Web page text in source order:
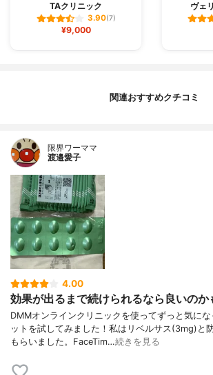
TAクリニック
3.90(7)
¥9,000
ヴェ
関連おすすめクチコミ
限界ワーママ
渡邉愛子
4.00
効果が出るまで続けられるなら良いのか
DMMオンラインクリニックを使ってずっと気に
ットを試してみました！私はリベルサス(3mg)と
もらいました。FaceTim…続きを見る